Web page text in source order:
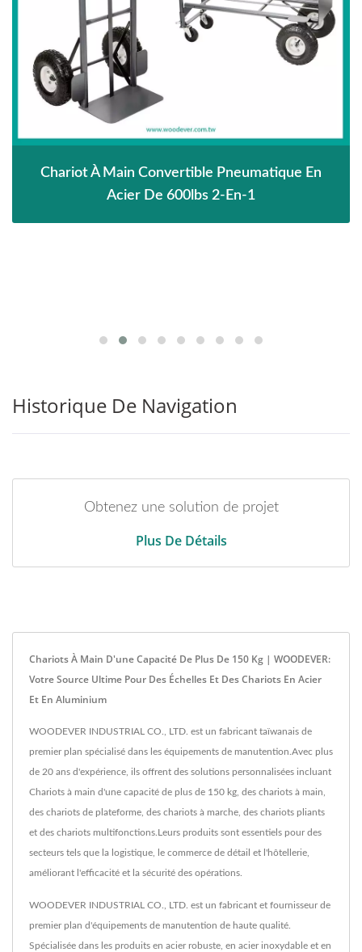
Chariot À Main Convertible Pneumatique En
Acier De 600lbs 2-En-1
Historique De Navigation
Obtenez une solution de projet
Plus De Détails
Chariots À Main D'une Capacité De Plus De 150 Kg | WOODEVER:
Votre Source Ultime Pour Des Échelles Et Des Chariots En Acier
Et En Aluminium
WOODEVER INDUSTRIAL CO., LTD. est un fabricant taïwanais de
premier plan spécialisé dans les équipements de manutention.Avec plus
de 20 ans d'expérience, ils offrent des solutions personnalisées incluant
Chariots à main d'une capacité de plus de 150 kg, des chariots à main,
des chariots de plateforme, des chariots à marche, des chariots pliants
et des chariots multifonctions.Leurs produits sont essentiels pour des
secteurs tels que la logistique, le commerce de détail et l'hôtellerie,
améliorant l'efficacité et la sécurité des opérations.
WOODEVER INDUSTRIAL CO., LTD. est un fabricant et fournisseur de
premier plan d'équipements de manutention de haute qualité.
Spécialisée dans les produits en acier robuste, en acier inoxydable et en